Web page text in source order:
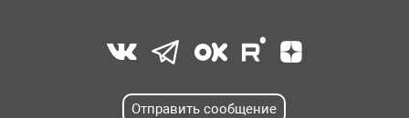
Отправить сообщение